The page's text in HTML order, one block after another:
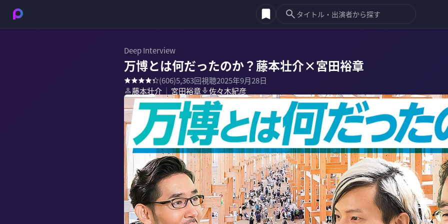
Deep Interview
万博とは何だったのか？藤本壮介×宮田裕章
(606)5,363回視聴2025年9月28日
藤本壮介 ｜ 宮田裕章 佐々木紀彦